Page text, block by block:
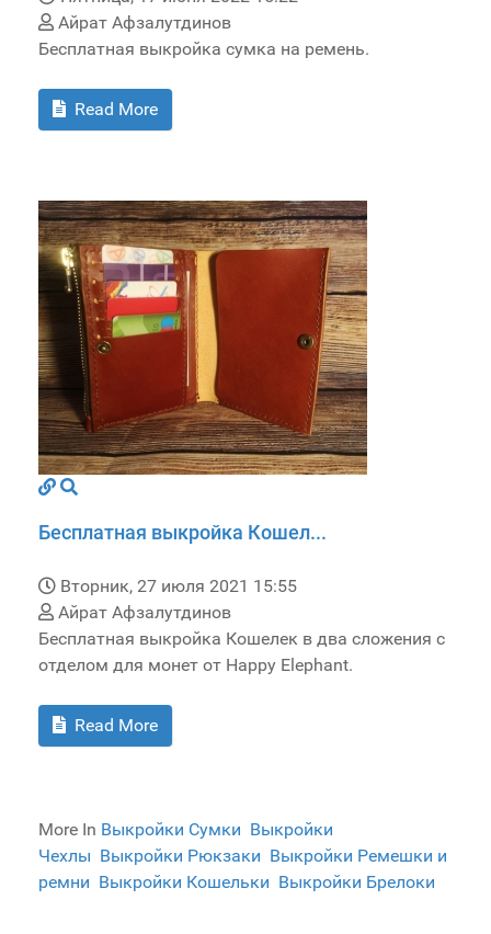
Айрат Афзалутдинов
Бесплатная выкройка сумка на ремень.
Read More
Бесплатная выкройка Кошел...
Вторник, 27 июля 2021 15:55
Айрат Афзалутдинов
Бесплатная выкройка Кошелек в два сложения с
отделом для монет от Happy Elephant.
Read More
More In Выкройки Сумки Выкройки
Чехлы Выкройки Рюкзаки Выкройки Ремешки и
ремни Выкройки Кошельки Выкройки Брелоки